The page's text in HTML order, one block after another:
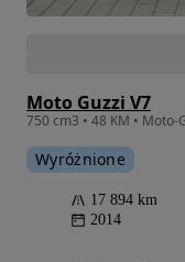
Moto Guzzi V7
Wyróżnione
17 894 km
2014